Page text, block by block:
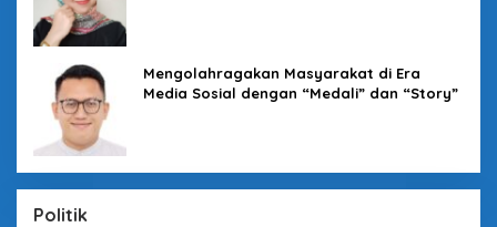
Mengolahragakan Masyarakat di Era
Media Sosial dengan “Medali” dan “Story”
Politik